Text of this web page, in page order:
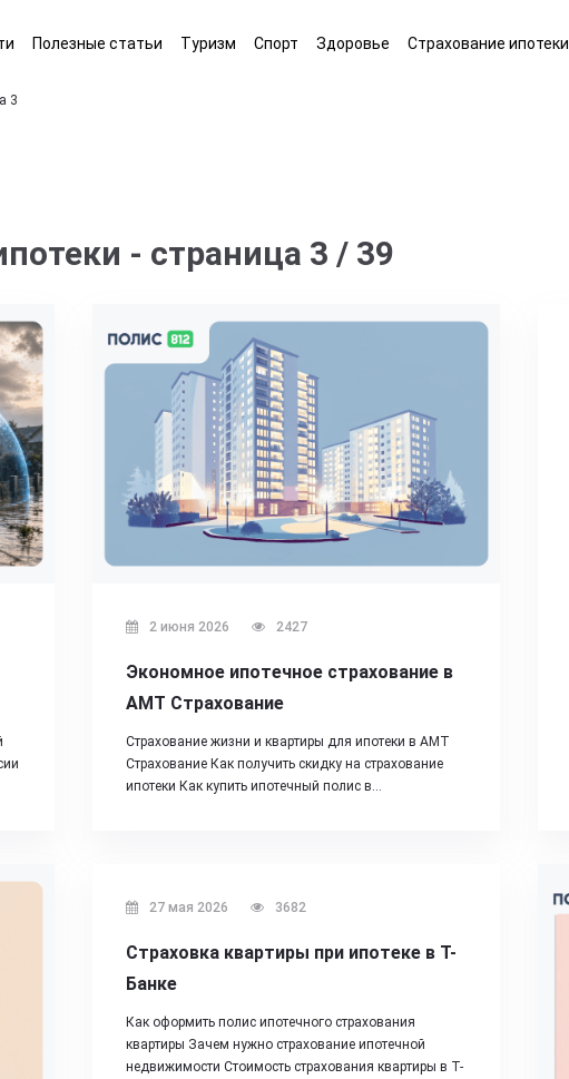
Полезные статьи Туризм Спорт Здоровье Страхование ипотеки
3
- страница 3 / 39
2 июня 2026 2427
Экономное ипотечное страхование в
АМТ Страхование
Страхование жизни и квартиры для ипотеки в АМТ
Страхование Как получить скидку на страхование
ипотеки Как купить ипотечный полис в…
27 мая 2026 3682
Страховка квартиры при ипотеке в Т-
Банке
Как оформить полис ипотечного страхования
квартиры Зачем нужно страхование ипотечной
недвижимости Стоимость страхования квартиры в Т-